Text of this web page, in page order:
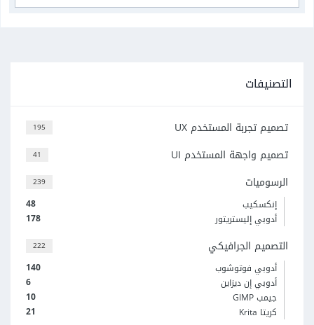
التصنيفات
195 تصميم تجربة المستخدم UX
41 تصميم واجهة المستخدم UI
239 الرسوميات
48
إنكسكيب
178
أدوبي إليستريتور
222 التصميم الجرافيكي
140
أدوبي فوتوشوب
6
أدوبي إن ديزاين
10
جيمب GIMP
21
كريتا Krita